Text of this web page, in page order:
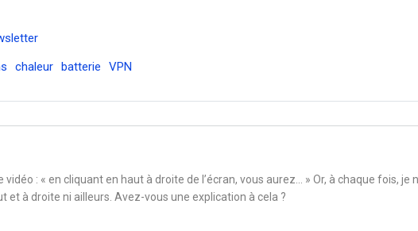
chaleur batterie VPN
: « en cliquant en haut à droite de l’écran, vous aurez... » Or, à chaque fois, je
et à droite ni ailleurs. Avez-vous une explication à cela ?